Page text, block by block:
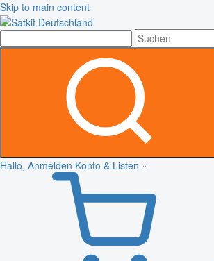
Skip to main content
Hallo, Anmelden Konto & Listen